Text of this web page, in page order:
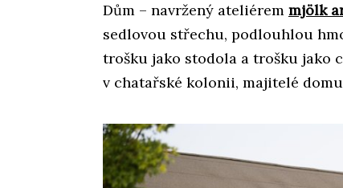
Dům – navržený ateliérem mjölk
sedlovou střechu, podlouhlou
trošku jako stodola a trošku jako
v chatařské kolonii, majitelé